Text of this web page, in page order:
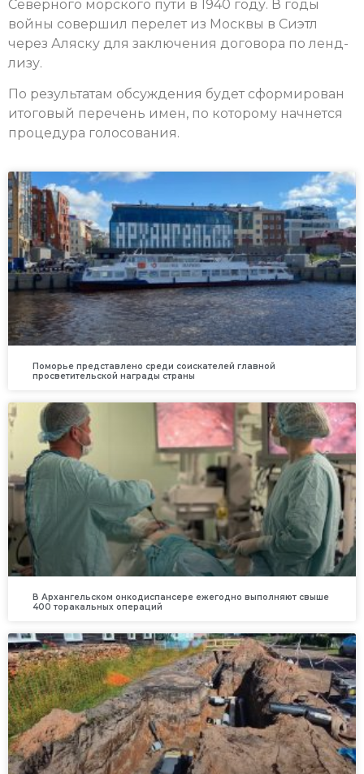
Северного морского пути в 1940 году. В годы
войны совершил перелет из Москвы в Сиэтл
через Аляску для заключения договора по ленд-
лизу.
По результатам обсуждения будет сформирован
итоговый перечень имен, по которому начнется
процедура голосования.
Поморье представлено среди соискателей главной
просветительской награды страны
В Архангельском онкодиспансере ежегодно выполняют свыше
400 торакальных операций